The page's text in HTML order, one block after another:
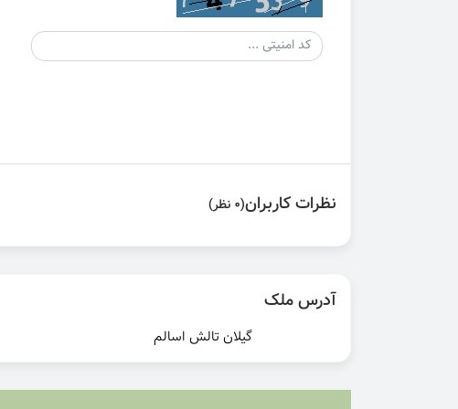
نظرات کاربران(0 نظر)
آدرس ملک
گیلان تالش اسالم